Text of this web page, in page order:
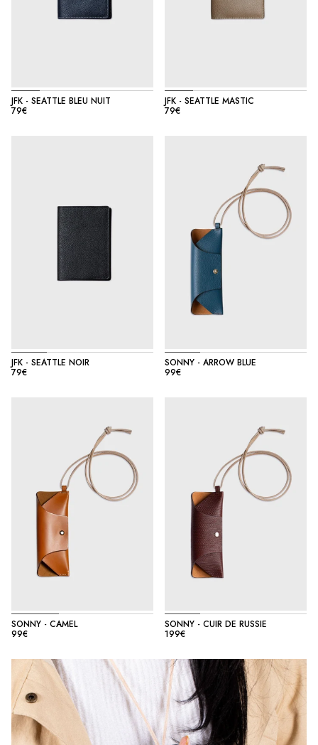
JFK - SEATTLE BLEU NUIT
79€
JFK - SEATTLE MASTIC
79€
JFK - SEATTLE NOIR
79€
SONNY - ARROW BLUE
99€
SONNY - CAMEL
99€
SONNY - CUIR DE RUSSIE
199€